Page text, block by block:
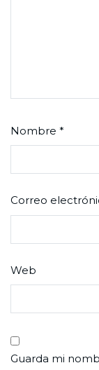
Nombre *
Correo
Web
Guarda mi